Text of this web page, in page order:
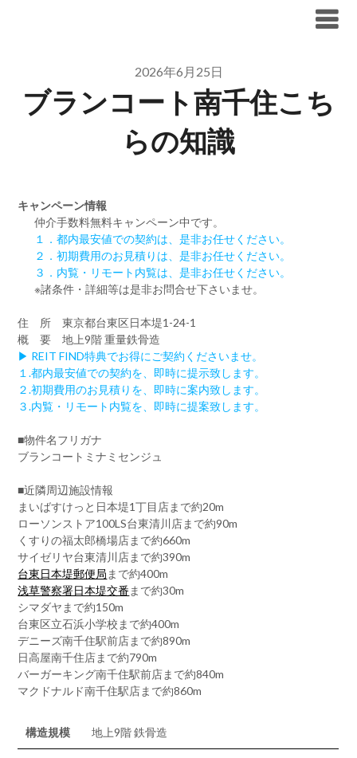
2026年6月25日
ブランコート南千住こち
らの知識
キャンペーン情報
仲介手数料無料キャンペーン中です。
１．都内最安値での契約は、是非お任せください。
２．初期費用のお見積りは、是非お任せください。
３．内覧・リモート内覧は、是非お任せください。
※諸条件・詳細等は是非お問合せ下さいませ。
住 所 東京都台東区日本堤1-24-1
概 要 地上9階 重量鉄骨造
▶ REIT FIND特典でお得にご契約くださいませ。
１.都内最安値での契約を、即時に提示致します。
２.初期費用のお見積りを、即時に案内致します。
３.内覧・リモート内覧を、即時に提案致します。
■物件名フリガナ
ブランコートミナミセンジュ
■近隣周辺施設情報
まいばすけっと日本堤1丁目店まで約20m
ローソンストア100LS台東清川店まで約90m
くすりの福太郎橋場店まで約660m
サイゼリヤ台東清川店まで約390m
台東日本堤郵便局 まで約400m
浅草警察署日本堤交番 まで約30m
シマダヤまで約150m
台東区立石浜小学校まで約400m
デニーズ南千住駅前店まで約890m
日高屋南千住店まで約790m
バーガーキング南千住駅前店まで約840m
マクドナルド南千住駅店まで約860m
構造規模 地上9階 鉄骨造